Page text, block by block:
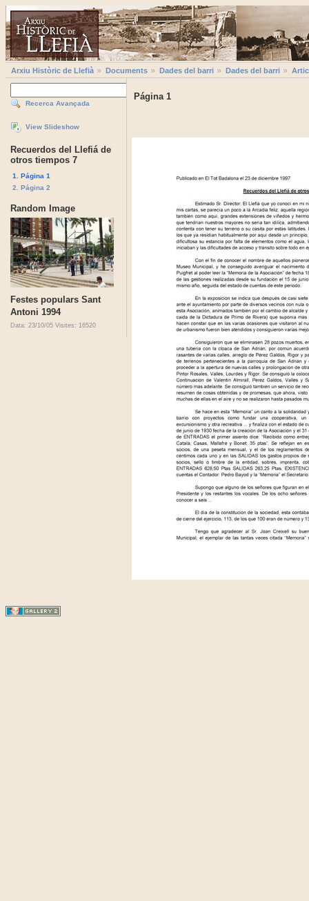
Arxiu Històric de Llefià Documents Dades del barri Dades del barri
Recerca Avançada
View Slideshow
Recuerdos del Llefiá de
otros tiempos 7
1. Página 1
2. Página 2
Random Image
Festes populars Sant
Antoni 1994
Data: 23/10/05 Visites: 16520
Página 1